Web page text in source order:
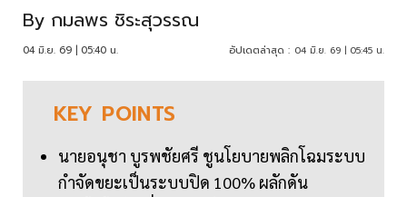
By กมลพร ชิระสุวรรณ
04 มิ.ย. 69 | 05:40 น. อัปเดตล่าสุด : 04 มิ.ย. 69 | 05:45 น.
KEY POINTS
นายอนุชา บูรพชัยศรี ชูนโยบายพลิกโฉมระบบ
กำจัดขยะเป็นระบบปิด 100% ผลักดัน